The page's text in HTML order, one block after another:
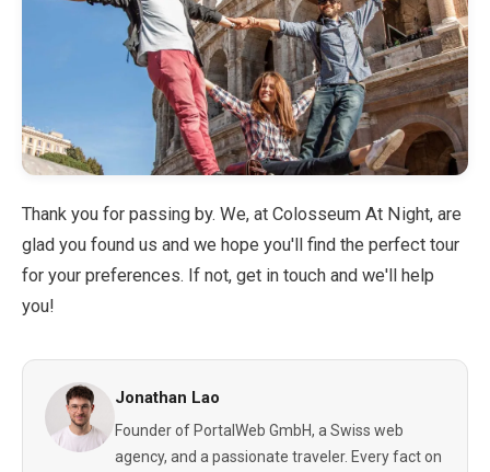
Thank you for passing by. We, at Colosseum At Night, are
glad you found us and we hope you'll find the perfect tour
for your preferences. If not, get in touch and we'll help
you!
Jonathan Lao
Founder of PortalWeb GmbH, a Swiss web
agency, and a passionate traveler. Every fact on